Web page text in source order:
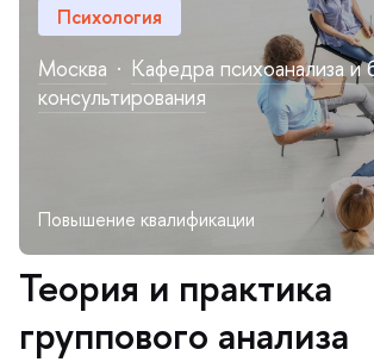
Психология
Москва · Кафедра психоанализа и
консультирования
Теория и практика
руппового анализа